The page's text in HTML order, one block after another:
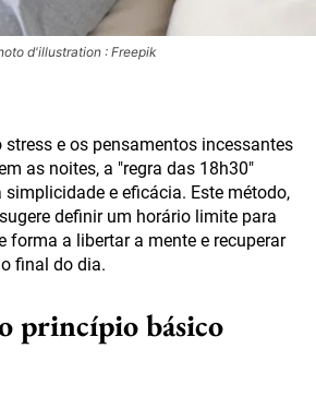
d'illustration : Freepik
e os pensamentos incessantes
as noites, a "regra das 18h30"
simplicidade e eficácia. Este método,
definir um horário limite para
forma a libertar a mente e recuperar
final do dia.
princípio básico